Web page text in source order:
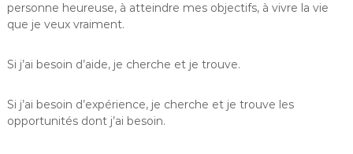
personne heureuse, à atteindre mes objectifs, à vivre la vie
que je veux vraiment.
Si j’ai besoin d’aide, je cherche et je trouve.
Si j’ai besoin d’expérience, je cherche et je trouve les
opportunités dont j’ai besoin.